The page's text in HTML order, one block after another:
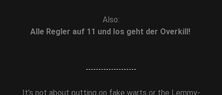
Also:
Alle Regler auf 11 und los geht der Overkill!
It’s not about putting on fake warts or the Lemmy-